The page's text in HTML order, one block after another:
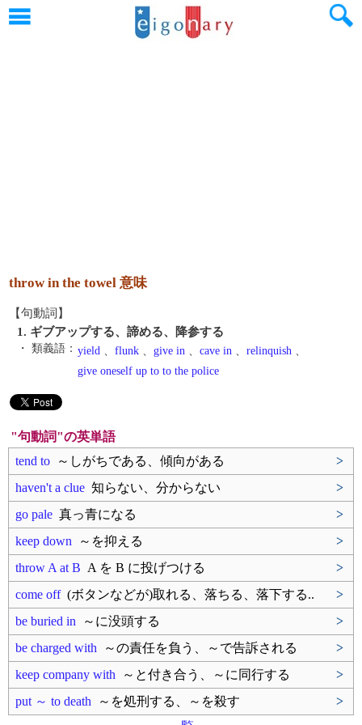
throw in the towel 意味
【句動詞】
1. ギブアップする、諦める、降参する
・ 類義語： yield 、 flunk 、 give in 、 cave in 、 relinquish 、
give oneself up to to the police
"句動詞"の英単語
tend to ～しがちである、傾向がある
>
haven't a clue 知らない、分からない
>
go pale 真っ青になる
>
keep down ～を抑える
>
throw A at B A を B に投げつける
>
come off(ボタンなどが)取れる、落ちる、落下する..
>
be buried in ～に没頭する
>
be charged with ～の責任を負う、～で告訴される
>
keep company with ～と付き合う、～に同行する
>
put ～ to death ～を処刑する、～を殺す
>